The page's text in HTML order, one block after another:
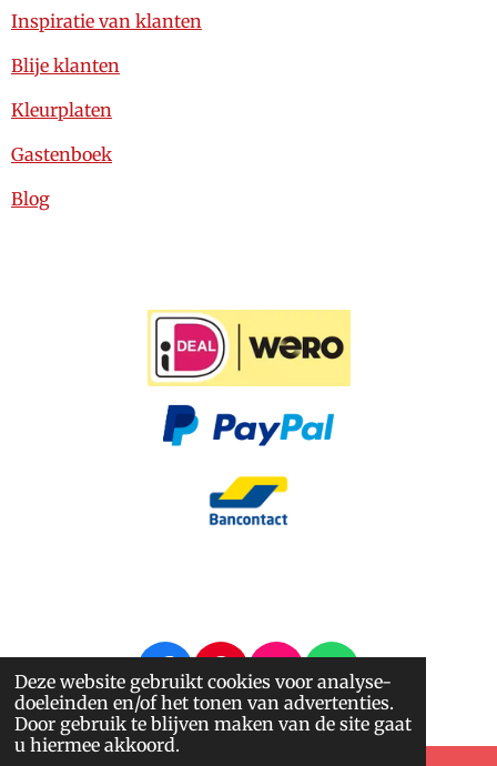
Deze website gebruikt cookies voor analyse-
doeleinden en/of het tonen van advertenties.
Door gebruik te blijven maken van de site gaat
u hiermee akkoord.
Inspiratie van klanten
Blije klanten
Kleurplaten
Gastenboek
Blog
F
a
c
P
i
n
I
n
s
W
h
a
© 2014 - 2026 Nappi.nl